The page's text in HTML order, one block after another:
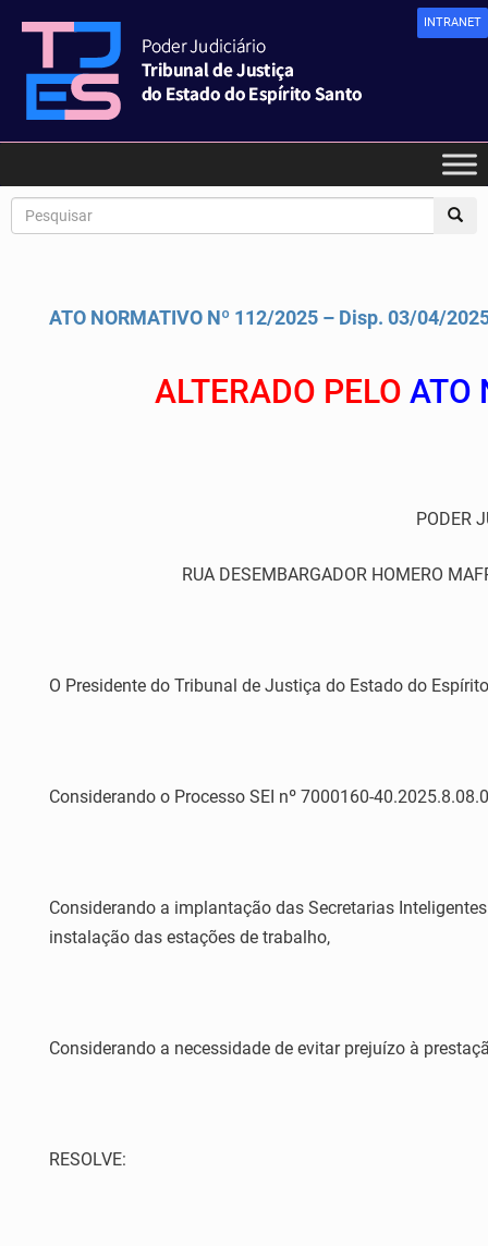
INTRANET
ATO NORMATIVO Nº 112/2025 – Disp. 03/04/
ALTERADO PELO ATO
PODER
RUA DESEMBARGADOR HOMERO
O Presidente do Tribunal de Justiça do Estado do
Considerando o Processo SEI nº 7000160-
Considerando a implantação das Secretarias
instalação das estações de trabalho,
Considerando a necessidade de evitar prejuízo à
RESOLVE: